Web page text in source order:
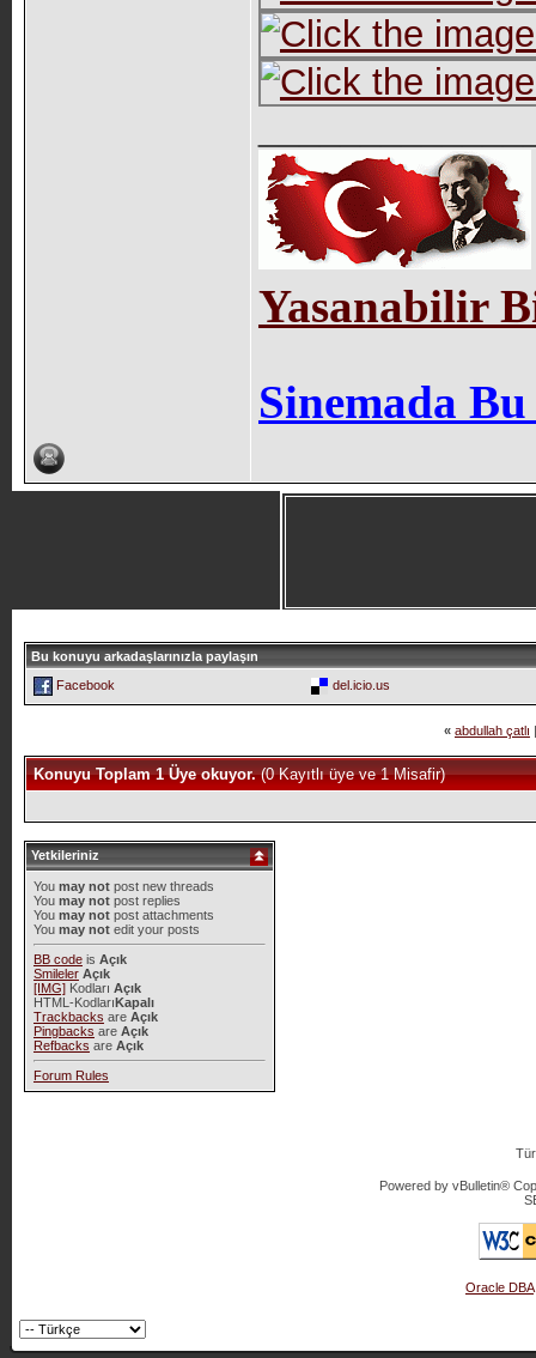
Yasanabilir
Sinemada
Bu konuyu arkadaşlarınızla paylaşın
Facebook
del.icio.us
« abdullah çatlı
Konuyu Toplam 1 Üye okuyor.(0 Kayıtlı üye ve 1 Misafir)
Yetkileriniz
You may notpost new threads
You may notpost replies
You may notpost attachments
You may notedit your posts
BB codeis Açık
Smileler Açık
[IMG]Kodları Açık
HTML-KodlarıKapalı
Trackbacks are Açık
Pingbacks are Açık
Refbacks are Açık
Forum Rules
Powered by vBulletin®
Oracle DBA